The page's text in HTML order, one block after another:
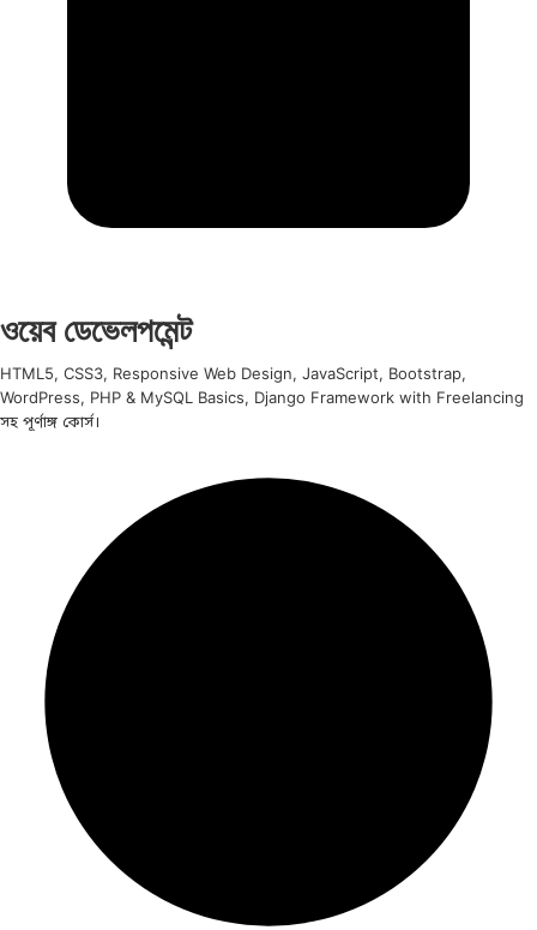
ওয়েব ডেভেলপমেন্ট
HTML5, CSS3, Responsive Web Design, JavaScript, Bootstrap,
WordPress, PHP & MySQL Basics, Django Framework with Freelancing
সহ পূর্ণাঙ্গ কোর্স।